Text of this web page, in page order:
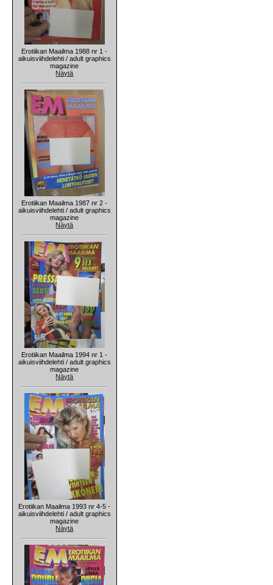
Erotiikan Maailma 1988 nr 1 -
aikuisviihdelehti / adult graphics
magazine
Näytä
Erotiikan Maailma 1987 nr 2 -
aikuisviihdelehti / adult graphics
magazine
Näytä
Erotiikan Maailma 1994 nr 1 -
aikuisviihdelehti / adult graphics
magazine
Näytä
Erotiikan Maailma 1993 nr 4-5 -
aikuisviihdelehti / adult graphics
magazine
Näytä